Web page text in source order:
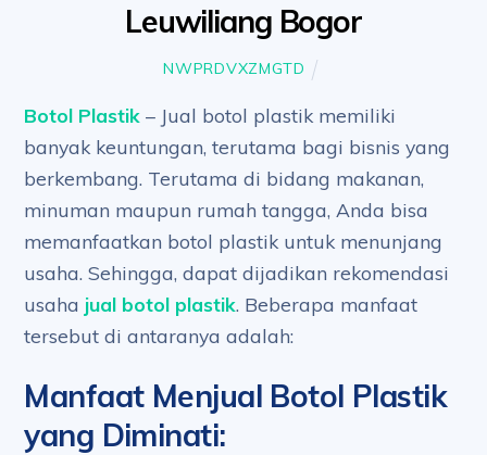
Leuwiliang Bogor
NWPRDVXZMGTD
Botol Plastik – Jual botol plastik memiliki
banyak keuntungan, terutama bagi bisnis yang
berkembang. Terutama di bidang makanan,
minuman maupun rumah tangga, Anda bisa
memanfaatkan botol plastik untuk menunjang
usaha. Sehingga, dapat dijadikan rekomendasi
usaha jual botol plastik. Beberapa manfaat
tersebut di antaranya adalah:
Manfaat Menjual Botol Plastik
yang Diminati: